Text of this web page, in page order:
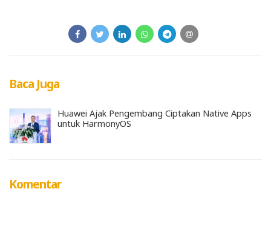
Baca Juga
Huawei Ajak Pengembang Ciptakan Native Apps
untuk HarmonyOS
Komentar